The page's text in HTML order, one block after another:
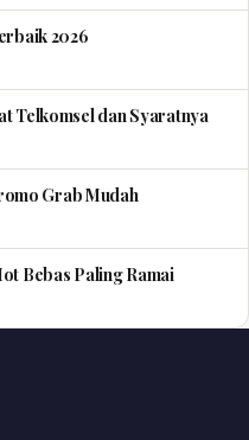
2026
Telkomsel dan Syaratnya
Grab Mudah
Bebas Paling Ramai